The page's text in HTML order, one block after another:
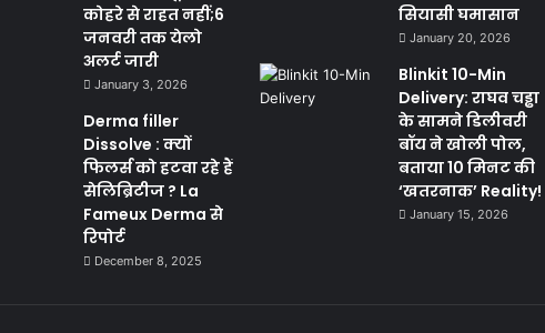
कोहरे से राहत नहीं;6
जनवरी तक येलो
अलर्ट जारी
January 3, 2026
Derma filler
Dissolve : क्यों
फिलर्स को हटवा रहे हैं
सेलिब्रिटीज ? La
Fameux Derma से
रिपोर्ट
December 8, 2025
सियासी घमासान
January 20, 2026
Blinkit 10-Min
Delivery: राघव चड्ढा
के सामने डिलीवरी
बॉय ने खोली पोल,
बताया 10 मिनट की
‘खतरनाक’ Reality!
January 15, 2026